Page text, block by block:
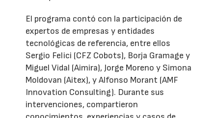
El programa contó con la participación de
expertos de empresas y entidades
tecnológicas de referencia, entre ellos
Sergio Felici (CFZ Cobots), Borja Gramage y
Miguel Vidal (Aimira), Jorge Moreno y Simona
Moldovan (Aitex), y Alfonso Morant (AMF
Innovation Consulting). Durante sus
intervenciones, compartieron